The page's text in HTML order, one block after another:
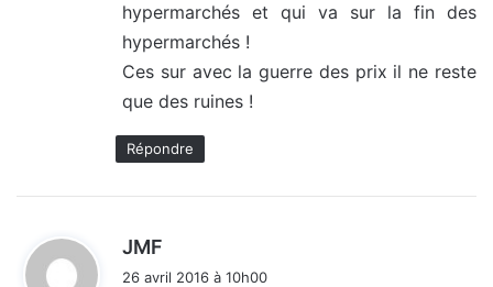
hypermarchés et qui va sur la fin des
hypermarchés !
Ces sur avec la guerre des prix il ne reste
que des ruines !
Répondre
JMF
26 avril 2016 à 10h00